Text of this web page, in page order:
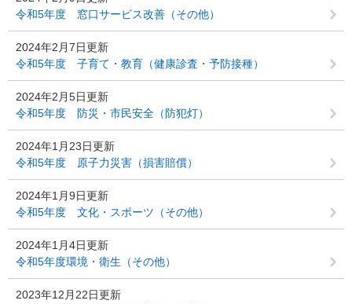
令和5年度 窓口サービス改善（その他）
2024年2月7日更新
令和5年度 子育て・教育（健康診査・予防接種）
2024年2月5日更新
令和5年度 防災・市民安全（防犯灯）
2024年1月23日更新
令和5年度 原子力災害（損害賠償）
2024年1月9日更新
令和5年度 文化・スポーツ（その他）
2024年1月4日更新
令和5年度環境・衛生（その他）
2023年12月22日更新